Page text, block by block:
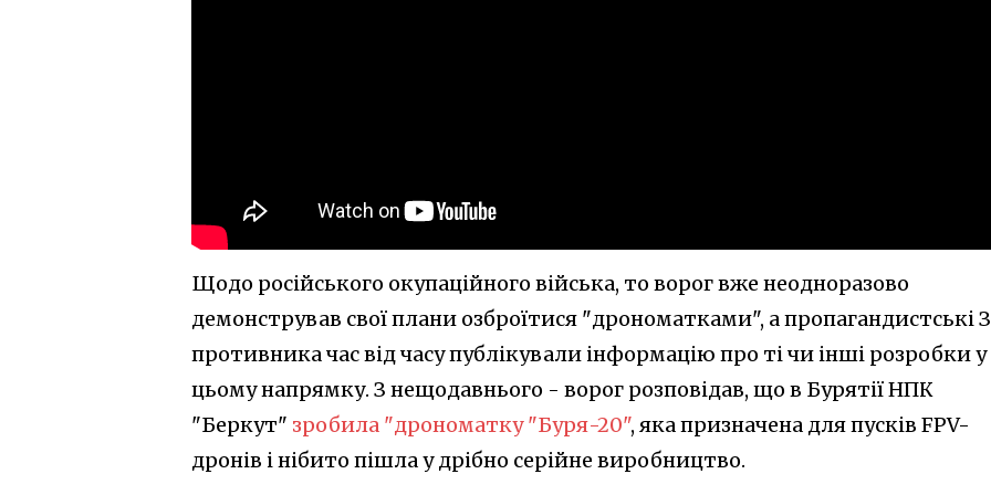
Щодо російського окупаційного війська, то ворог вже неодноразово
демонстрував свої плани озброїтися "дрономатками", а пропагандистські
противника час від часу публікували інформацію про ті чи інші розробки у
цьому напрямку. З нещодавнього - ворог розповідав, що в Бурятії НПК
"Беркут" зробила "дрономатку "Буря-20", яка призначена для пусків FPV-
дронів і нібито пішла у дрібно серійне виробництво.